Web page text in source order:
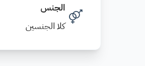
الجنس
كلا الجنسين